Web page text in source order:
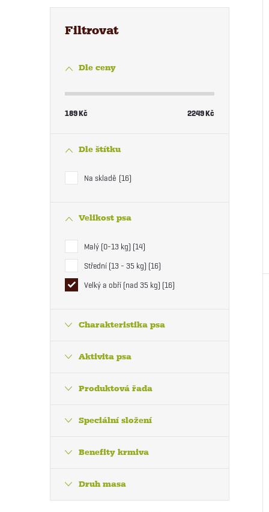
Dle ceny
189Kč 2249Kč
Dle štítku
Na skladě 16
Velikost psa
Malý (0-13 kg) 14
Střední (13 - 35 kg) 16
Velký a obří (nad 35 kg) 16
Charakteristika psa
Aktivita psa
Produktová řada
Speciální složení
Benefity krmiva
Druh masa